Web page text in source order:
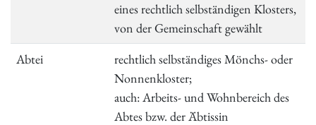
eines rechtlich selbständigen Klosters,
von der Gemeinschaft gewählt
Abtei
rechtlich selbständiges Mönchs- oder
Nonnenkloster;
auch: Arbeits- und Wohnbereich des
Abtes bzw. der Äbtissin